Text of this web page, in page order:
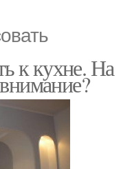
к кухне. На